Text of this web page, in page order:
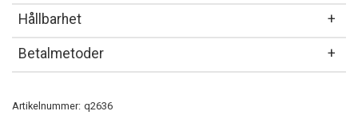
Hållbarhet
Betalmetoder
Artikelnummer: q2636